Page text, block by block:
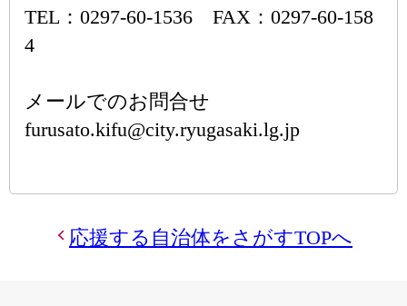
TEL：0297-60-1536 FAX：0297-60-158
4
メールでのお問合せ
furusato.kifu@city.ryugasaki.lg.jp
応援する自治体をさがすTOPへ